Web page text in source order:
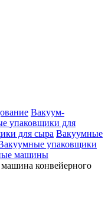
Вакуум-
упаковщики для
для сыра Вакуумные
упаковщики
машины
конвейерного